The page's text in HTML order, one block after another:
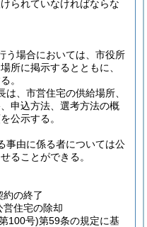
られていなければならな
う場合においては、市役所
所に掲示するとともに、
。
、市営住宅の供給場所、
申込方法、選考方法の概
公示する。
事由に係る者については公
ることができる。
の終了
営住宅の除却
100号)第59条の規定に基